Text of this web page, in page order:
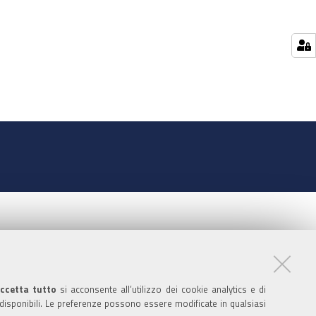
tutto si acconsente all’utilizzo dei cookie analytics e di
Le preferenze possono essere modificate in qualsiasi